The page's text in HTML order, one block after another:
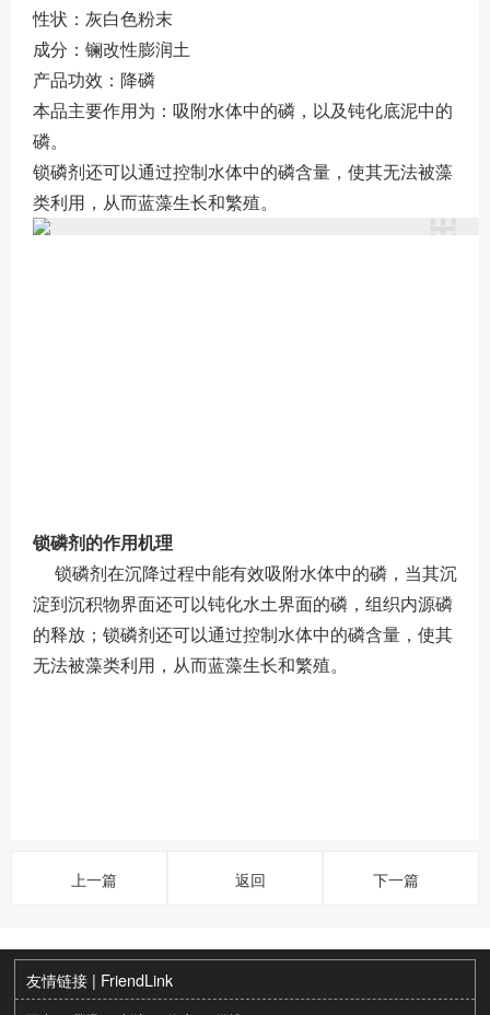
性状：灰白色粉末
成分：镧改性膨润土
产品功效：降磷
本品主要作用为：吸附水体中的磷，以及钝化底泥中的
磷。
锁磷剂还可以通过控制水体中的磷含量，使其无法被藻
类利用，从而蓝藻生长和繁殖。
锁磷剂的作用机理
锁磷剂在沉降过程中能有效吸附水体中的磷，当其沉
淀到沉积物界面还可以钝化水土界面的磷，组织内源磷
的释放；锁磷剂还可以通过控制水体中的磷含量，使其
无法被藻类利用，从而蓝藻生长和繁殖。
上一篇 返回 下一篇
友情链接 | FriendLink